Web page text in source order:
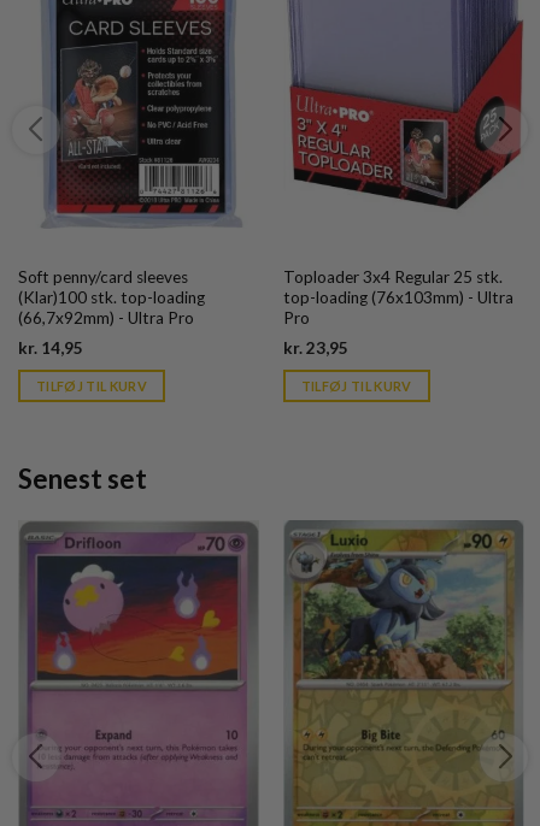
Soft penny/card sleeves
(Klar)100 stk. top-loading
(66,7x92mm) - Ultra Pro
kr. 14,95
is:
kr. 39,95.
TILFØJ TIL KURV
Toploader 3x4 Regular 25 stk.
top-loading (76x103mm) - Ultra
Pro
kr.23,95Current
is:
kr. 39,95.
TILFØJ TIL KURV
Senest set